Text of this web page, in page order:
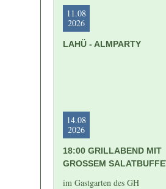
11.08
2026
LAHÜ - ALMPARTY
14.08
2026
18:00 GRILLABEND MIT
GROSSEM SALATBUFFET
im Gastgarten des GH